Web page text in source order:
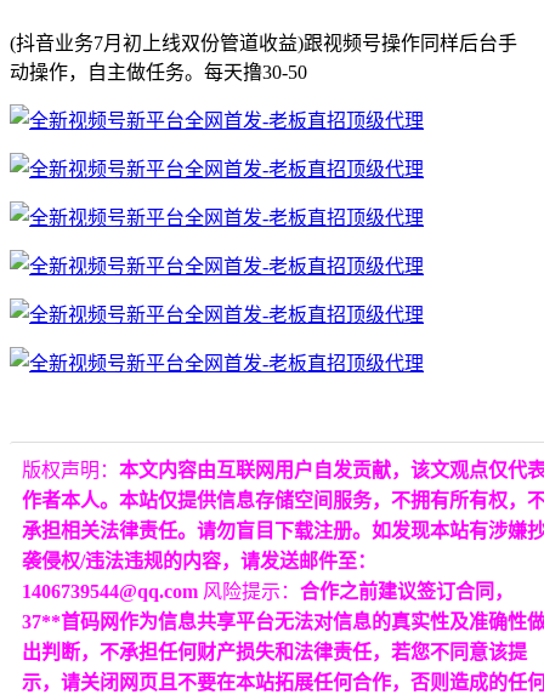
(抖音业务7月初上线双份管道收益)跟视频号操作同样后台手
动操作，自主做任务。每天撸30-50
版权声明： 本文内容由互联网用户自发贡献，该文观点仅代
作者本人。本站仅提供信息存储空间服务，不拥有所有权，
承担相关法律责任。请勿盲目下载注册。如发现本站有涉嫌
袭侵权/违法违规的内容，请发送邮件至：
1406739544@qq.com 风险提示： 合作之前建议签订合同，
37**首码网作为信息共享平台无法对信息的真实性及准确性
出判断，不承担任何财产损失和法律责任，若您不同意该提
示，请关闭网页且不要在本站拓展任何合作，否则造成的任